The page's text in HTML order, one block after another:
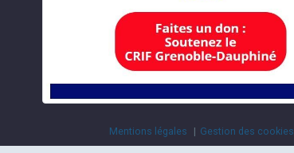
Mentions légales Gestion des cookies